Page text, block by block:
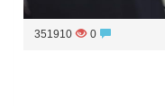
351910